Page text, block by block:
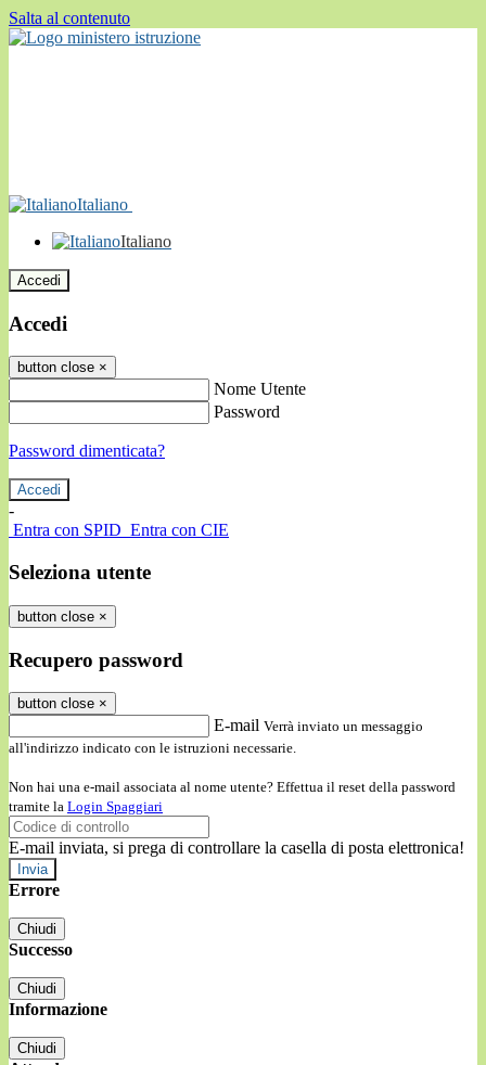
Salta al contenuto
Italiano
Italiano
Accedi
Accedi
button close ×
Nome Utente
Password
Password dimenticata?
-
Entra con SPID Entra con CIE
Seleziona utente
button close ×
Recupero password
button close ×
E-mail Verrà inviato un messaggio
all'indirizzo indicato con le istruzioni necessarie.
Non hai una e-mail associata al nome utente? Effettua il reset della password
tramite la Login Spaggiari
E-mail inviata, si prega di controllare la casella di posta elettronica!
Errore
Chiudi
Successo
Chiudi
Informazione
Chiudi